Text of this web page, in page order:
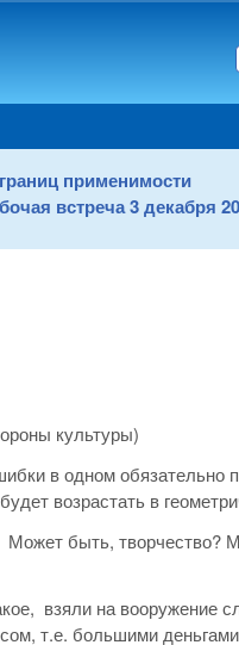
применимости
встреча 3 декабря
культуры)
в одном обязательно
возрастать в
быть, творчество?
взяли на вооружение
т.е. большими